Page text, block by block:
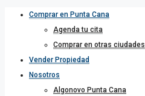
Comprar en Punta Cana
Agenda tu cita
Comprar en otras ciudades
Vender Propiedad
Nosotros
Algonovo Punta Cana